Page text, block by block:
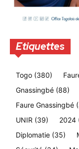
Etiquettes
Togo (380)
Gnassingbé (88)
Faure Gnassingbé
UNIR (39) 2024
Diplomatie (35)